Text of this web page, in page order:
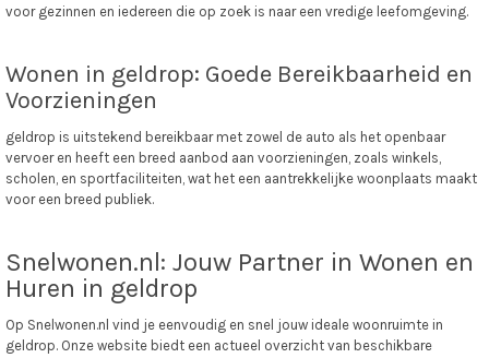
voor gezinnen en iedereen die op zoek is naar een vredige leefomgeving.
Wonen in geldrop: Goede Bereikbaarheid en
Voorzieningen
geldrop is uitstekend bereikbaar met zowel de auto als het openbaar
vervoer en heeft een breed aanbod aan voorzieningen, zoals winkels,
scholen, en sportfaciliteiten, wat het een aantrekkelijke woonplaats maakt
voor een breed publiek.
Snelwonen.nl: Jouw Partner in Wonen en
Huren in geldrop
Op Snelwonen.nl vind je eenvoudig en snel jouw ideale woonruimte in
geldrop. Onze website biedt een actueel overzicht van beschikbare